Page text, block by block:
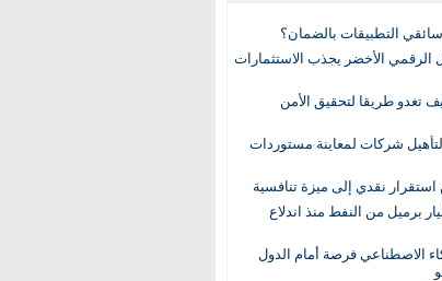
التطبيقات بالضمان؟
الرقمي الأخضر يجذب الاستثمارات
تغدو طريقا لتحقيق الأمن
شركات لمعاينة مستوردات
استقرار نقدي إلى ميزة تنافسية
يفقد 2.6 مليار برميل من النفط منذ اندلاع
الاصطناعي فرصة أمام الدول